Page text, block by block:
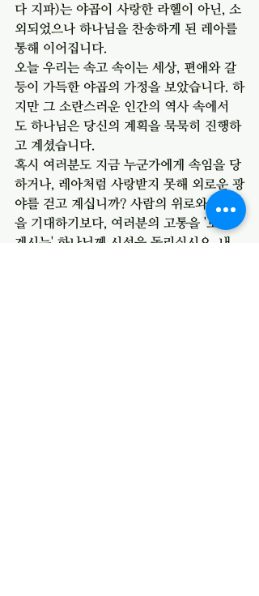
다 지파)는 야곱이 사랑한 라헬이 아닌, 소
외되었으나 하나님을 찬송하게 된 레아를
통해 이어집니다.
오늘 우리는 속고 속이는 세상, 편애와 갈
등이 가득한 야곱의 가정을 보았습니다. 하
지만 그 소란스러운 인간의 역사 속에서
도 하나님은 당신의 계획을 묵묵히 진행하
고 계셨습니다.
혹시 여러분도 지금 누군가에게 속임을 당
하거나, 레아처럼 사랑받지 못해 외로운 광
야를 걷고 계십니까? 사람의 위로와 보상
을 기대하기보다, 여러분의 고통을 '보고
계시는' 하나님께 시선을 돌리십시오. 내